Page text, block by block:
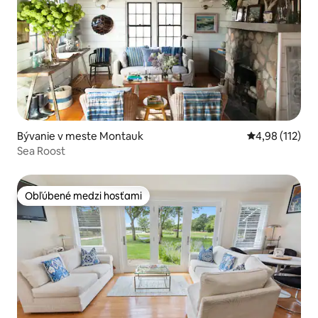
Bývanie v meste Montauk Priemerné
4,98 (112)
Sea Roost
Obľúbené medzi hosťami
Obľúbené medzi hosťami